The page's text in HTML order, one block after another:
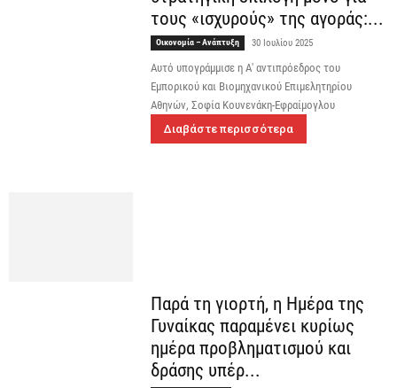
τους «ισχυρούς» της αγοράς:...
Οικονομία – Ανάπτυξη 30 Ιουλίου 2025
Αυτό υπογράμμισε η Α' αντιπρόεδρος του
Εμπορικού και Βιομηχανικού Επιμελητηρίου
Αθηνών, Σοφία Κουνενάκη-Εφραίμογλου
Διαβάστε περισσότερα
Παρά τη γιορτή, η Ημέρα της
Γυναίκας παραμένει κυρίως
ημέρα προβληματισμού και
δράσης υπέρ...